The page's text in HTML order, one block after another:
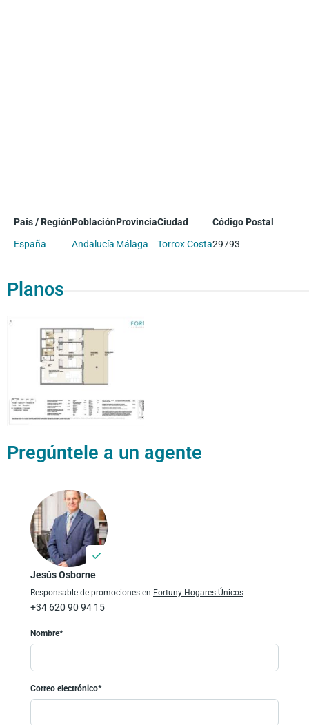
País / Región
España
Población
Andalucía
Provincia
Málaga
Ciudad
Torrox Costa
Código Postal
29793
Planos
Pregúntele a un agente
Jesús Osborne
Responsable de promociones en Fortuny Hogares Únicos
+34 620 90 94 15
Nombre*
Correo electrónico*